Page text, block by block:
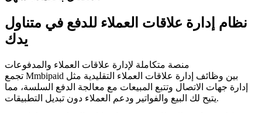
نظام إدارة علاقات العملاء للدفع في متناول
يدك
منصة متكاملة لإدارة علاقات العملاء والمدفوعات
تجمع Mmbipaid بين وظائف إدارة علاقات العملاء التقليدية مثل
إدارة جهات الاتصال وتتبع المبيعات مع معالجة الدفع السلسة، مما
يتيح لك البيع والفواتير ودعم العملاء دون تبديل التطبيقات.